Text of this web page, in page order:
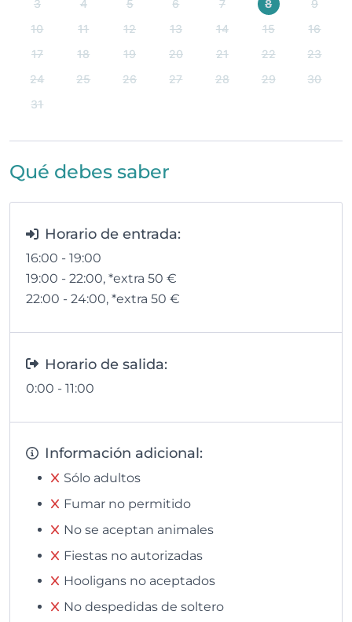
3
4 5 6 7 8
9
10
11 12 13 14 15
16
17
18 19 20 21 22
23
24
25 26 27 28 29
30
31
Qué debes saber
Horario de entrada:
16:00 - 19:00
19:00 - 22:00, *extra 50 €
22:00 - 24:00, *extra 50 €
Horario de salida:
0:00 - 11:00
Información adicional:
Sólo adultos
Fumar no permitido
No se aceptan animales
Fiestas no autorizadas
Hooligans no aceptados
No despedidas de soltero